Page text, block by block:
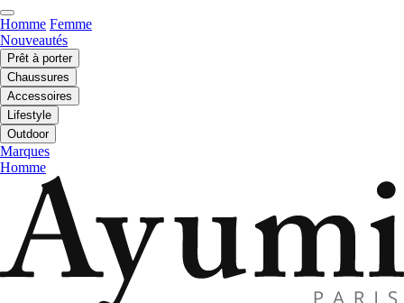
Homme Femme
Nouveautés
Prêt à porter
Chaussures
Accessoires
Lifestyle
Outdoor
Marques
Homme